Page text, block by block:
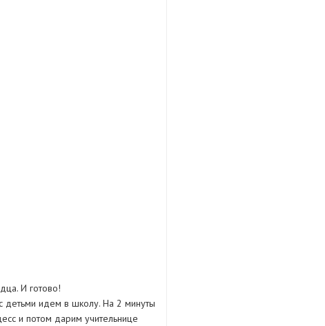
И готово!
детьми идем в школу. На 2 минуты
и потом дарим учительнице